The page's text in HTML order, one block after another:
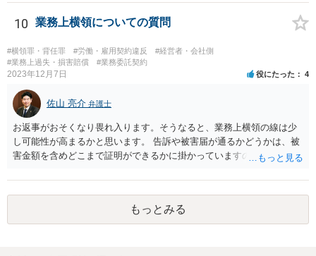
床材等の性質、清掃により濡れるなどしてどの程度滑りやすくなって
いたか（清掃の仕方）、当日の天候、店内の混雑具合や客の動線、店
ど、様々な要素を見ていく必要があります。 一度弁護士にご相談され
ることをオススメします。 なお、治療費も損害賠償に含まれますが、
慰謝料など、具体的な損害賠償算定の仕方についても、ご相談なさる
とよいと思います。 お大事になさってください。
10 業務上横領についての質問
#横領罪・背任罪 #労働・雇用契約違反
#経営者・会社側
#業務上過失・損害賠償
#業務委託契約
2023年12月7日 役にたった 4
佐山 亮介 弁護士
お返事がおそくなり畏れ入ります。そうなると、業務上横領の線は少
し可能性が高まるかと思います。 告訴や被害届が通るかどうかは、被
害金額を含めどこまで証明ができるかに掛かっていますので、一度直
もっとみる